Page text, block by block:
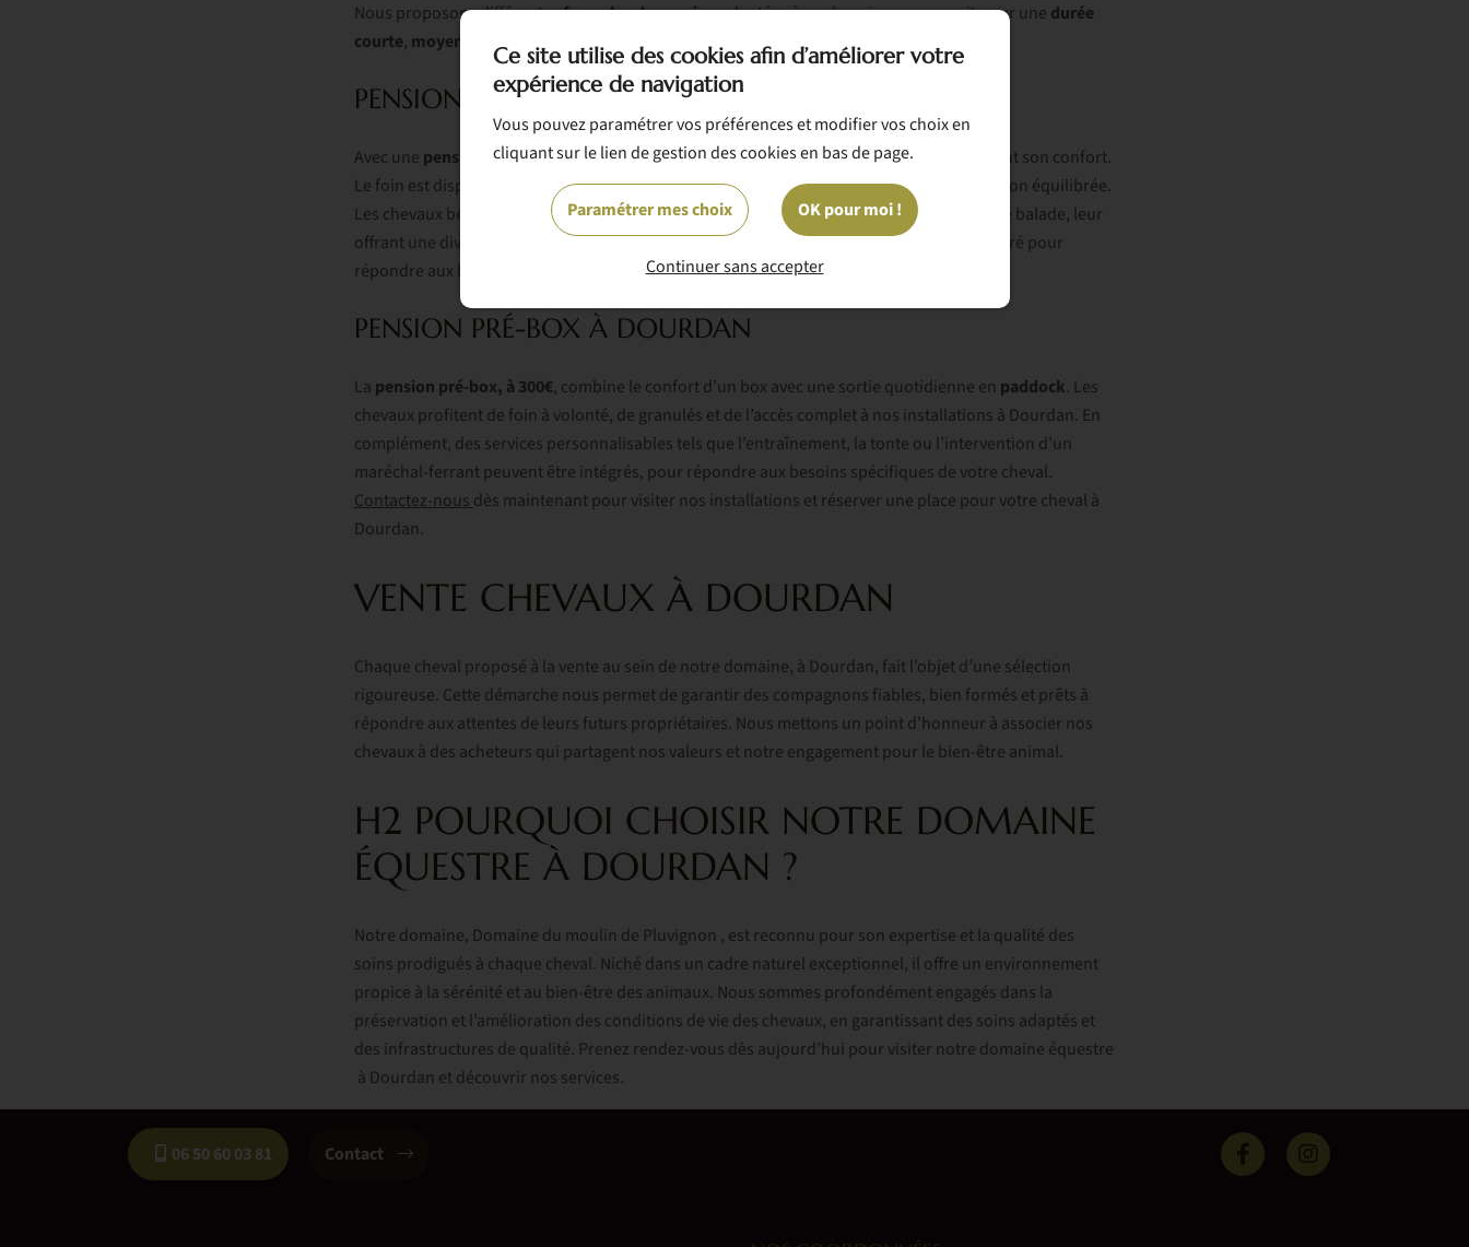
Nous proposons différentesformules de pensionadaptées à vos besoins, que ce soit pour une durée
courte, moyenne ou longue
PENSION PRÉ À DOURDAN
Avec une pension pré à 200€, votre cheval évolue dans un troupeau avec des abris assurant son confort.
Le foin est disponible à volonté et complété par des granulés pour garantir une alimentation équilibrée.
Les chevaux bénéficient d’un accès quotidien à nos installations ainsi qu’à des chemins de balade, leur
offrant une diversité d’activités dans un cadre naturel à Dourdan. Un suivi attentif est assuré pour
répondre aux besoins spécifiques de chaque animal.
PENSION PRÉ-BOX À DOURDAN
La pension pré-box, à 300€, combine le confort d’un box avec une sortie quotidienne en paddock. Les
chevaux profitent de foin à volonté, de granulés et de l’accès complet à nos installations à Dourdan. En
complément, des services personnalisables tels que l’entraînement, la tonte ou l’intervention d’un
maréchal-ferrant peuvent être intégrés, pour répondre aux besoins spécifiques de votre cheval.
Contactez-nous dès maintenant pour visiter nos installations et réserver une place pour votre cheval à
Dourdan.
VENTE CHEVAUX À DOURDAN
Chaque cheval proposé à la vente au sein de notre domaine, à Dourdan, fait l’objet d’une sélection
rigoureuse. Cette démarche nous permet de garantir des compagnons fiables, bien formés et prêts à
répondre aux attentes de leurs futurs propriétaires. Nous mettons un point d’honneur à associer nos
chevaux à des acheteurs qui partagent nos valeurs et notre engagement pour le bien-être animal.
H2 POURQUOI CHOISIR NOTRE DOMAINE
ÉQUESTRE À DOURDAN ?
Notre domaine, Domaine du moulin de Pluvignon , est reconnu pour son expertise et la qualité des
soins prodigués à chaque cheval. Niché dans un cadre naturel exceptionnel, il offre un environnement
propice à la sérénité et au bien-être des animaux. Nous sommes profondément engagés dans la
préservation et l’amélioration des conditions de vie des chevaux, en garantissant des soins adaptés et
des infrastructures de qualité. Prenez rendez-vous dès aujourd’hui pour visiter notre domaine équestre
à Dourdan et découvrir nos services.
06 50 60 03 81 Contact
Ce site utilise des cookies afin d’améliorer votre
expérience de navigation
Vous pouvez paramétrer vos préférences et modifier vos choix en
cliquant sur le lien de gestion des cookies en bas de page.
Paramétrer mes choix OK pour moi !
Continuer sans accepter